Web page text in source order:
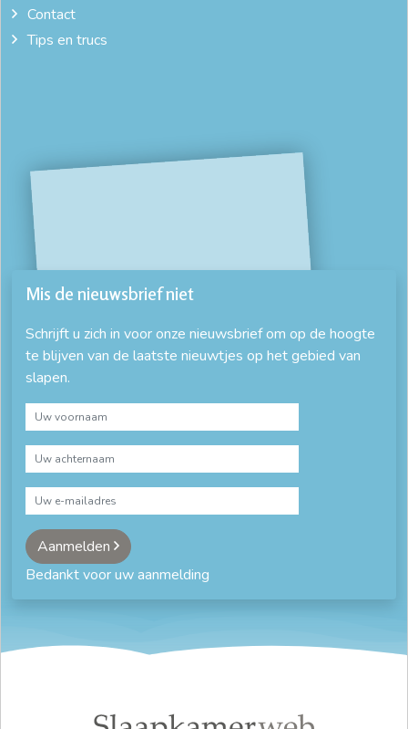
Contact
Tips en trucs
Mis de nieuwsbrief niet
Schrijft u zich in voor onze nieuwsbrief om op de hoogte
te blijven van de laatste nieuwtjes op het gebied van
slapen.
Aanmelden
Bedankt voor uw aanmelding